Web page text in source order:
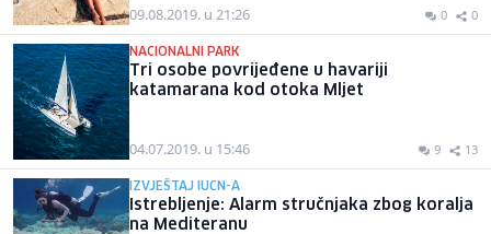
09.08.2019. u 21:26 0 0
NACIONALNI PARK
Tri osobe povrijeđene u havariji
katamarana kod otoka Mljet
04.07.2019. u 15:46 9 13
IZVJEŠTAJ IUCN-A
Istrebljenje: Alarm stručnjaka zbog koralja
na Mediteranu